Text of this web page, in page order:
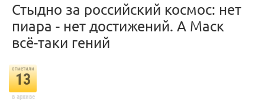
Стыдно за российский космос: нет
пиара - нет достижений. А Маск
всё-таки гений
отметили
13
в архиве